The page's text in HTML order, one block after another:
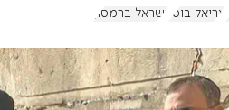
אריאל בוסו ישראל ברמסון